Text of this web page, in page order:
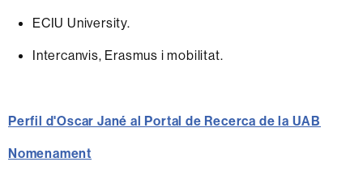
ECIU University.
Intercanvis, Erasmus i mobilitat.
Perfil d'Oscar Jané al Portal de Recerca de la UAB
Nomenament